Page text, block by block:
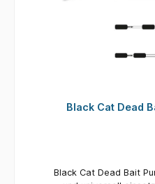
Black Cat Dead
Black Cat Dead Bait